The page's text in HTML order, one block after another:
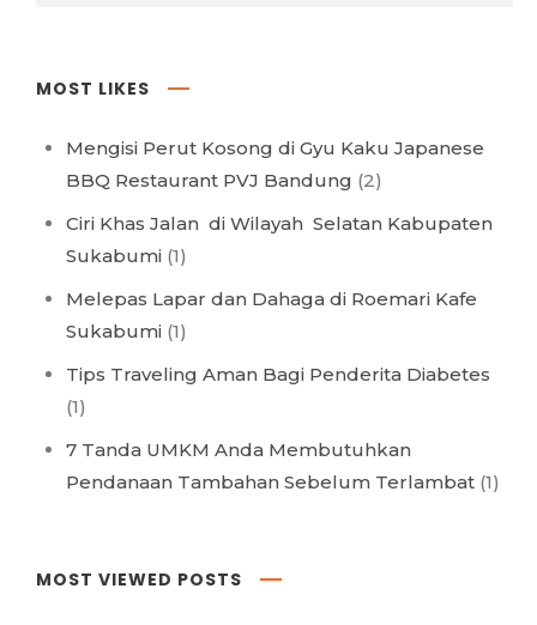
MOST LIKES
Mengisi Perut Kosong di Gyu Kaku Japanese
BBQ Restaurant PVJ Bandung (2)
Ciri Khas Jalan di Wilayah Selatan Kabupaten
Sukabumi (1)
Melepas Lapar dan Dahaga di Roemari Kafe
Sukabumi (1)
Tips Traveling Aman Bagi Penderita Diabetes
(1)
7 Tanda UMKM Anda Membutuhkan
Pendanaan Tambahan Sebelum Terlambat (1)
MOST VIEWED POSTS